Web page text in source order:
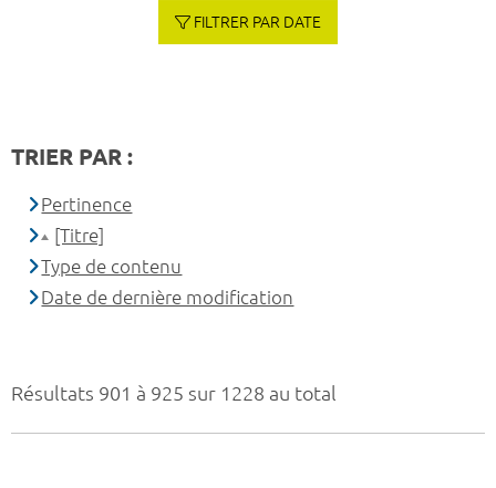
Résultats 901 à 925 sur 1228 au total
FILTRER PAR DATE
TRIER PAR :
Pertinence
[Titre]
Type de contenu
Date de dernière modification